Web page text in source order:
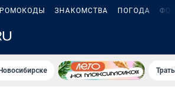
ЗНАКОМСТВА ПОГОДА